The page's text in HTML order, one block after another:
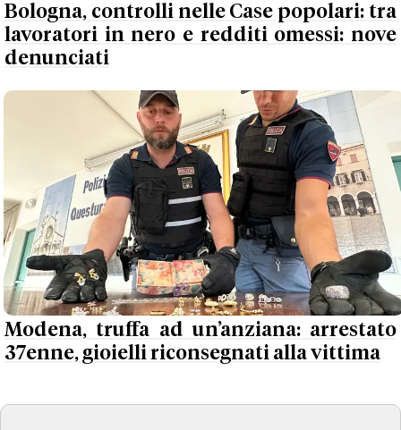
Bologna, controlli nelle Case popolari: tra
lavoratori in nero e redditi omessi: nove
denunciati
Modena, truffa ad un’anziana: arrestato
37enne, gioielli riconsegnati alla vittima